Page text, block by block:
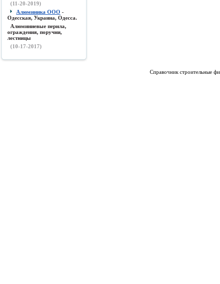
(11-20-2019)
Алюминика ООО -
Одесская, Украина, Одесса.
Алюминиевые перила,
ограждения, поручни,
лестницы
(10-17-2017)
Справочник строительные